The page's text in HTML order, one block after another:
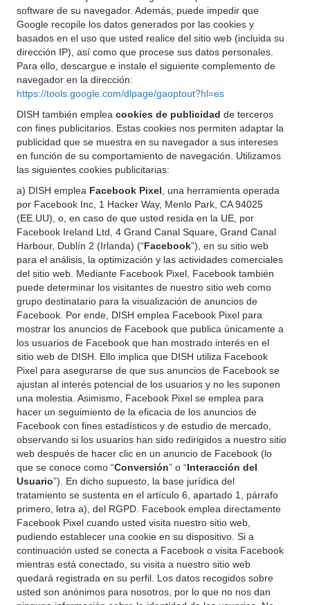
software de su navegador. Además, puede impedir que
Google recopile los datos generados por las cookies y
basados en el uso que usted realice del sitio web (incluida su
dirección IP), así como que procese sus datos personales.
Para ello, descargue e instale el siguiente complemento de
navegador en la dirección:
https://tools.google.com/dlpage/gaoptout?hl=es
DISH también emplea cookies de publicidad de terceros
con fines publicitarios. Estas cookies nos permiten adaptar la
publicidad que se muestra en su navegador a sus intereses
en función de su comportamiento de navegación. Utilizamos
las siguientes cookies publicitarias:
a) DISH emplea Facebook Pixel , una herramienta operada
por Facebook Inc, 1 Hacker Way, Menlo Park, CA 94025
(EE.UU), o, en caso de que usted resida en la UE, por
Facebook Ireland Ltd, 4 Grand Canal Square, Grand Canal
Harbour, Dublín 2 (Irlanda) (“Facebook”), en su sitio web
para el análisis, la optimización y las actividades comerciales
del sitio web. Mediante Facebook Pixel, Facebook también
puede determinar los visitantes de nuestro sitio web como
grupo destinatario para la visualización de anuncios de
Facebook. Por ende, DISH emplea Facebook Pixel para
mostrar los anuncios de Facebook que publica únicamente a
los usuarios de Facebook que han mostrado interés en el
sitio web de DISH. Ello implica que DISH utiliza Facebook
Pixel para asegurarse de que sus anuncios de Facebook se
ajustan al interés potencial de los usuarios y no les suponen
una molestia. Asimismo, Facebook Pixel se emplea para
hacer un seguimiento de la eficacia de los anuncios de
Facebook con fines estadísticos y de estudio de mercado,
observando si los usuarios han sido redirigidos a nuestro sitio
web después de hacer clic en un anuncio de Facebook (lo
que se conoce como “Conversión” o “Interacción del
Usuario”). En dicho supuesto, la base jurídica del
tratamiento se sustenta en el artículo 6, apartado 1, párrafo
primero, letra a), del RGPD. Facebook emplea directamente
Facebook Pixel cuando usted visita nuestro sitio web,
pudiendo establecer una cookie en su dispositivo. Si a
continuación usted se conecta a Facebook o visita Facebook
mientras está conectado, su visita a nuestro sitio web
quedará registrada en su perfil. Los datos recogidos sobre
usted son anónimos para nosotros, por lo que no nos dan